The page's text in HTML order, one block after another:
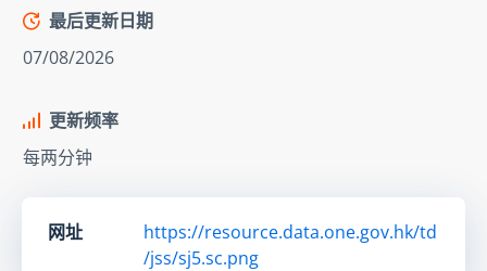
最后更新日期
07/08/2026
更新频率
每两分钟
网址
https://resource.data.one.gov.hk/td
/jss/sj5.sc.png